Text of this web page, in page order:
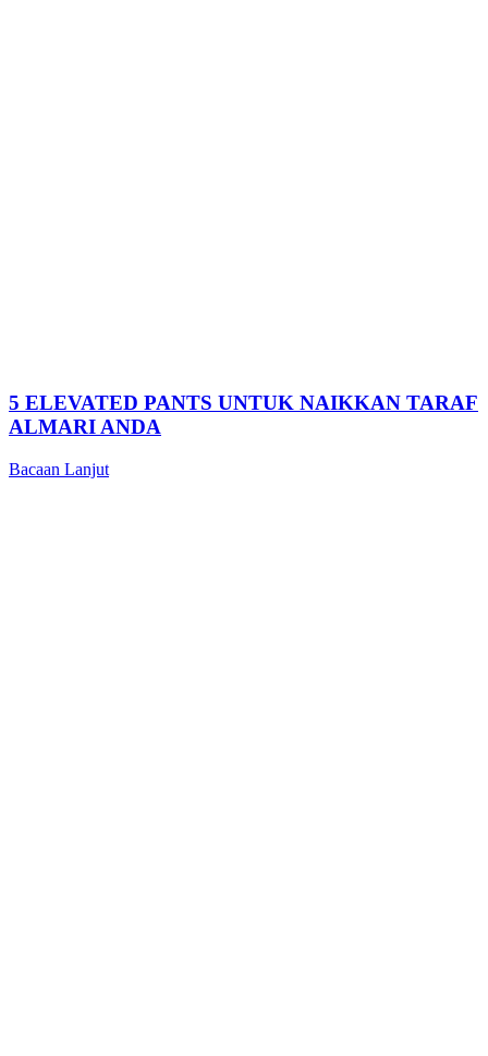
5 ELEVATED PANTS UNTUK NAIKKAN TARAF
ALMARI ANDA
Bacaan Lanjut